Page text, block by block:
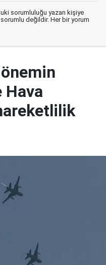
sorumluluğu yazan kişiye
değildir. Her bir yorum
Hava